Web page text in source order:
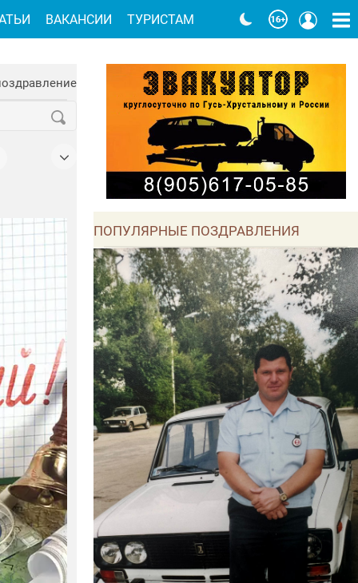
ПОПУЛЯРНЫЕ ПОЗДРАВЛЕНИЯ
ВАКАНСИИ ТУРИСТАМ